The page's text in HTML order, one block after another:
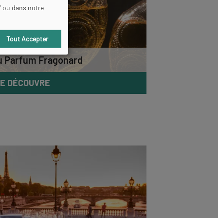
Parfum Fragonard
DÉCOUVRE
ou dans notre
Tout Accepter